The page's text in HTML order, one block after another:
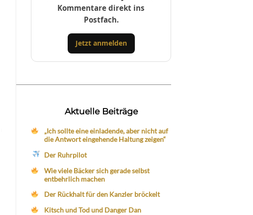
Kommentare direkt ins
Postfach.
Jetzt anmelden
Aktuelle Beiträge
„Ich sollte eine einladende, aber nicht auf
die Antwort eingehende Haltung zeigen“
Der Ruhrpilot
Wie viele Bäcker sich gerade selbst
entbehrlich machen
Der Rückhalt für den Kanzler bröckelt
Kitsch und Tod und Danger Dan